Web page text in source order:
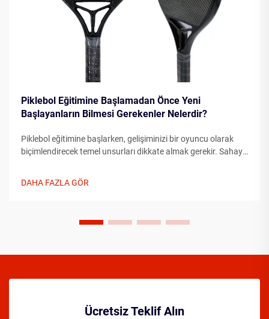
Piklebol Eğitimine Başlamadan Önce Yeni
Başlayanların Bilmesi Gerekenler Nelerdir?
Piklebol eğitimine başlarken, gelişiminizi bir oyuncu olarak
biçimlendirecek temel unsurları dikkate almak gerekir. Sahaya
ölçüde hızlandırabilir...
DAHA FAZLA GÖR
Ücretsiz Teklif Alın